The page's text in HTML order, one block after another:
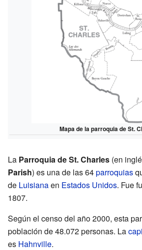
Mapa de la parroquia de St.
La Parroquia de St. Charles (en
Parish) es una de las 64parroquias
de Luisianaen Estados Unidos. Fue
1807.
Según el censo del año 2000, esta
población de 48.072 personas. La
es Hahnville.